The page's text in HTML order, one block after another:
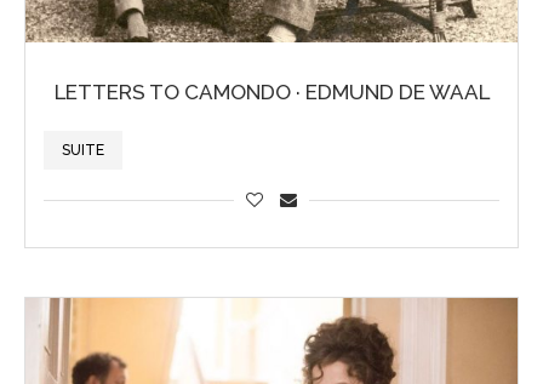
LETTERS TO CAMONDO · EDMUND DE WAAL
SUITE